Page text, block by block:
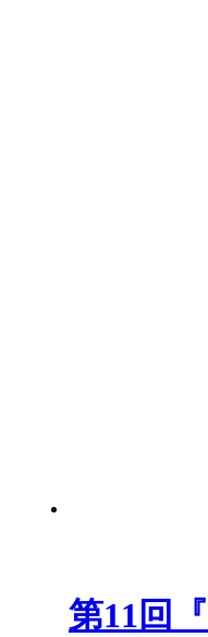
第11回